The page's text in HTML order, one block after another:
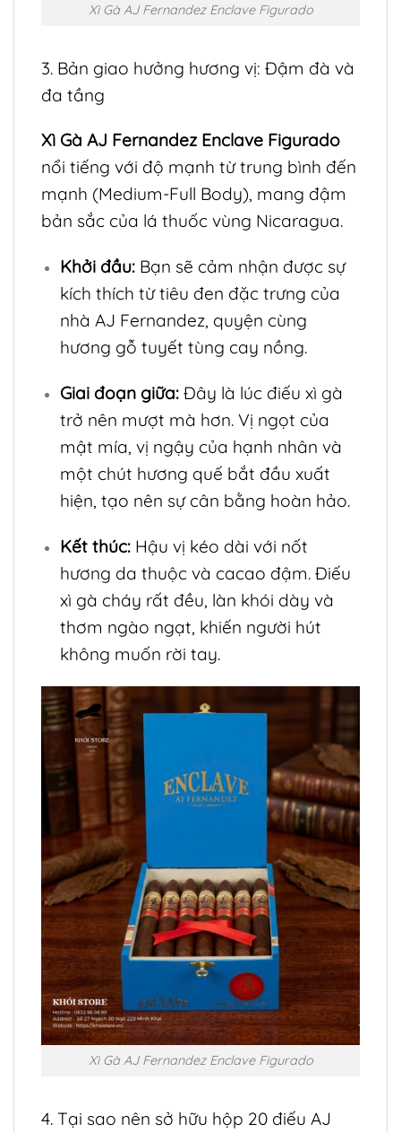
Xì Gà AJ Fernandez Enclave Figurado
3. Bản giao hưởng hương vị: Đậm đà và
đa tầng
Xì Gà AJ Fernandez Enclave Figurado
nổi tiếng với độ mạnh từ trung bình đến
mạnh (Medium-Full Body), mang đậm
bản sắc của lá thuốc vùng Nicaragua.
Khởi đầu:Bạn sẽ cảm nhận được sự
kích thích từ tiêu đen đặc trưng của
nhà AJ Fernandez, quyện cùng
hương gỗ tuyết tùng cay nồng.
Giai đoạn giữa:Đây là lúc điếu xì gà
trở nên mượt mà hơn. Vị ngọt của
mật mía, vị ngậy của hạnh nhân và
một chút hương quế bắt đầu xuất
hiện, tạo nên sự cân bằng hoàn hảo.
Kết thúc:Hậu vị kéo dài với nốt
hương da thuộc và cacao đậm. Điếu
xì gà cháy rất đều, làn khói dày và
thơm ngào ngạt, khiến người hút
không muốn rời tay.
Xì Gà AJ Fernandez Enclave Figurado
4. Tại sao nên sở hữu hộp 20 điếu AJ